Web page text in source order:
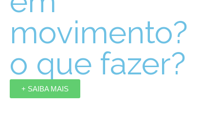
movimento?
o que fazer?
+ SAIBA MAIS